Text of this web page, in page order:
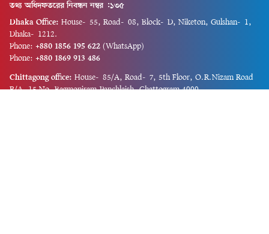
তথ্য অধিদফতরের নিবন্ধন নম্বর :১৩৫
Dhaka Office: House-55, Road-08, Block-D, Niketon, Gulshan-1,
Dhaka-1212.
Phone: +880 1856 195 622 (WhatsApp)
Phone: +880 1869 913 486
Chittagong office: House-85/A, Road-7, 5th Floor, O.R.Nizam Road
R/A, 15 No. Bagmoniram,Panchlaish, Chattogram 4000.